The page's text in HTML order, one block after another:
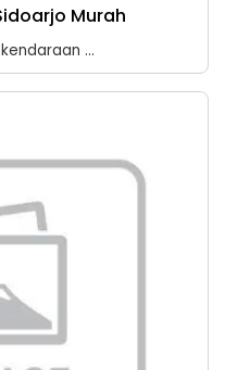
Murah
...